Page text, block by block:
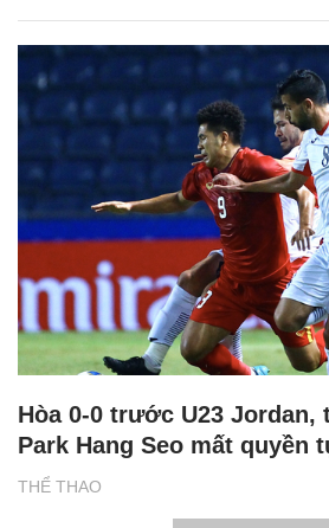
THỂ THAO
Hòa 0-0 trước U23 Jordan,
Park Hang Seo mất quyền